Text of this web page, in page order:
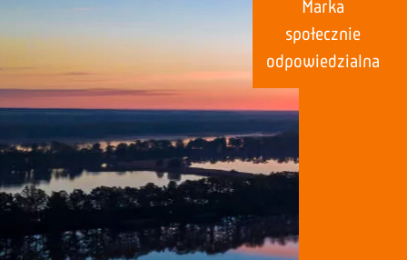
Marka
społecznie
odpowiedzialna